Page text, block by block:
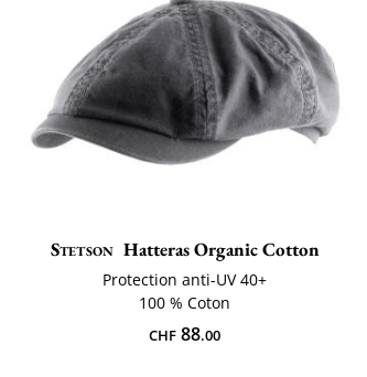
Stetson Hatteras Organic Cotton
Protection anti-UV 40+
100 % Coton
CHF 88.00